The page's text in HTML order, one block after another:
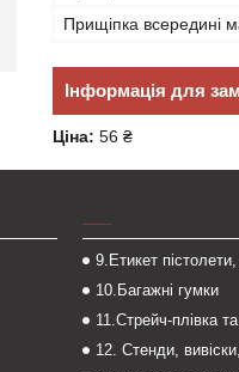
Прищіпка всередині
Інформація для
Ціна: 56 ₴
9.Етикет пістолети,
10.Багажні гумки
11.Стрейч-плівка
12. Стенди,